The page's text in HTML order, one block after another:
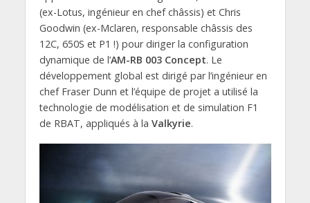
(ex-Lotus, ingénieur en chef châssis) et Chris
Goodwin (ex-Mclaren, responsable châssis des
12C, 650S et P1 !) pour diriger la configuration
dynamique de l’AM-RB 003 Concept. Le
développement global est dirigé par l’ingénieur en
chef Fraser Dunn et l’équipe de projet a utilisé la
technologie de modélisation et de simulation F1
de RBAT, appliqués à la Valkyrie.